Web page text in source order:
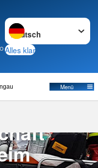
Sprache wechseln zu
Alles klar
Menü